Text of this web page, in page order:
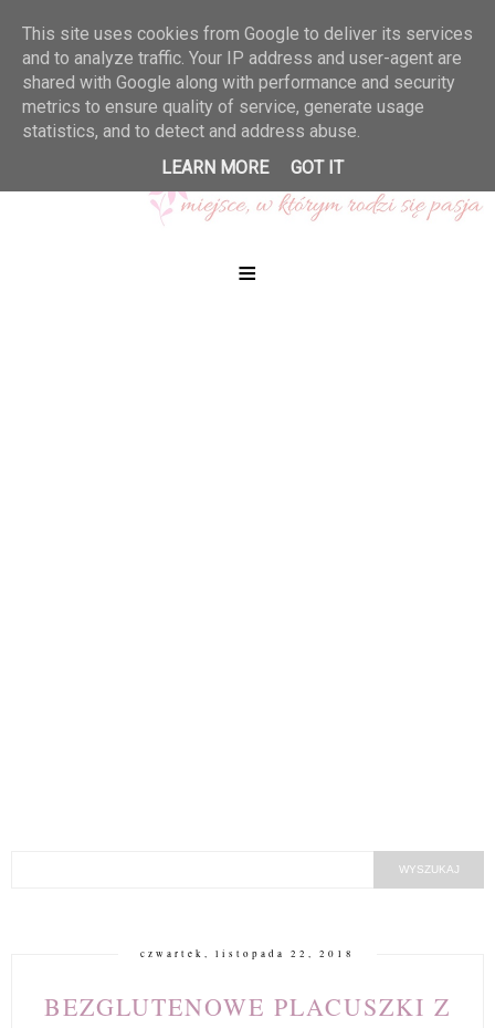
≡
czwartek, listopada 22, 2018
BEZGLUTENOWE PLACUSZKI Z
This site uses cookies from Google to deliver its services
and to analyze traffic. Your IP address and user-agent are
shared with Google along with performance and security
metrics to ensure quality of service, generate usage
statistics, and to detect and address abuse.
LEARN MORE
GOT IT